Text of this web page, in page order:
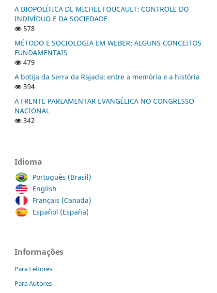
A BIOPOLÍTICA DE MICHEL FOUCAULT: CONTROLE DO
INDIVÍDUO E DA SOCIEDADE
578
MÉTODO E SOCIOLOGIA EM WEBER: ALGUNS CONCEITOS
FUNDAMENTAIS
479
A botija da Serra da Rajada: entre a memória e a história
394
A FRENTE PARLAMENTAR EVANGÉLICA NO CONGRESSO
NACIONAL
342
Idioma
Português (Brasil)
English
Français (Canada)
Español (España)
Informações
Para Leitores
Para Autores